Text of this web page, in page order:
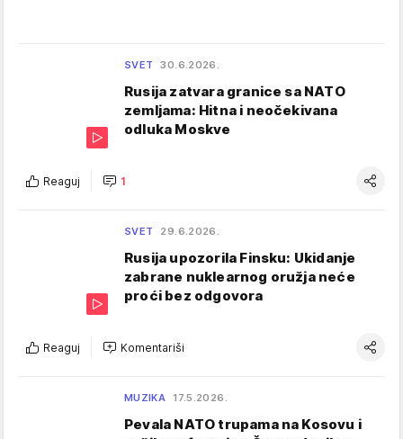
SVET 30.6.2026.
Rusija zatvara granice sa NATO
zemljama: Hitna i neočekivana
odluka Moskve
Reaguj 1
SVET 29.6.2026.
Rusija upozorila Finsku: Ukidanje
zabrane nuklearnog oružja neće
proći bez odgovora
Reaguj Komentariši
MUZIKA 17.5.2026.
Pevala NATO trupama na Kosovu i